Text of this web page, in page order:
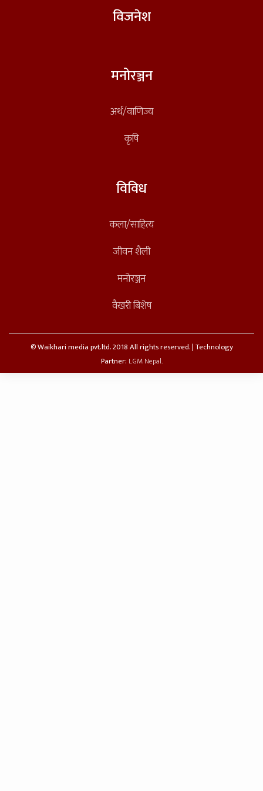
विजनेश
मनोरञ्जन
अर्थ/वाणिज्य
कृषि
विविध
कला/साहित्य
जीवन शैली
मनोरञ्जन
वैखरी बिशेष
© Waikhari media pvt.ltd. 2018 All rights reserved. | Technology
Partner: LGM Nepal.